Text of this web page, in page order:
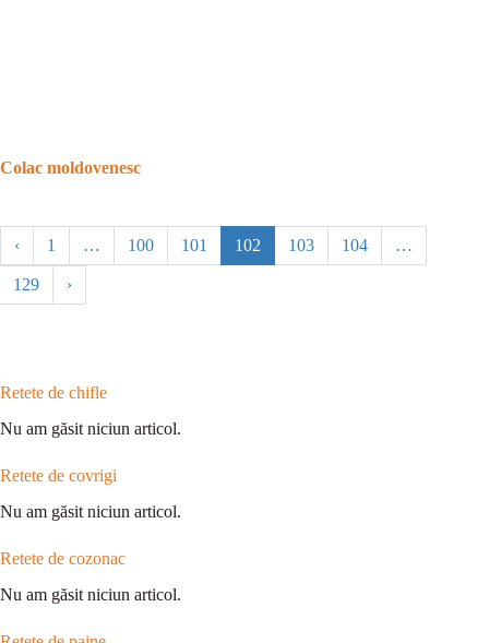
Colac moldovenesc
‹ 1 … 100 101 102 103 104 …
129 ›
Retete de chifle
Nu am găsit niciun articol.
Retete de covrigi
Nu am găsit niciun articol.
Retete de cozonac
Nu am găsit niciun articol.